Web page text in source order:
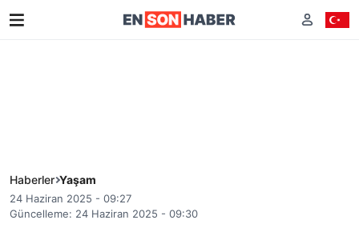
Haberler Yaşam
24 Haziran 2025 - 09:27
Güncelleme: 24 Haziran 2025 - 09:30